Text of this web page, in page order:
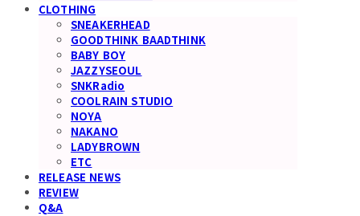
CLOTHING
SNEAKERHEAD
GOODTHINK BAADTHINK
BABY BOY
JAZZYSEOUL
SNKRadio
COOLRAIN STUDIO
NOYA
NAKANO
LADYBROWN
ETC
RELEASE NEWS
REVIEW
Q&A